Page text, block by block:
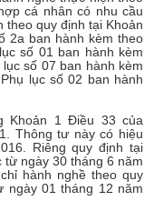
cá nhân có nhu cầu
theo quy định tại Khoản
2a ban hành kèm theo
số 01 ban hành kèm
số 07 ban hành kèm
lục số 02 ban hành
Khoản 1 Điều 33 của
Thông tư này có hiệu
Riêng quy định tại
ngày 30 tháng 6 năm
hành nghề theo quy
ngày 01 tháng 12 năm